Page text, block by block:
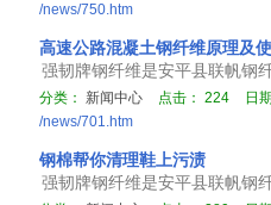
/news/750.htm
高速公路混凝土钢纤维原理及
强韧牌钢纤维是安平县联帆钢
分类： 新闻中心 点击： 224 日
/news/701.htm
钢棉帮你清理鞋上污渍
强韧牌钢纤维是安平县联帆钢